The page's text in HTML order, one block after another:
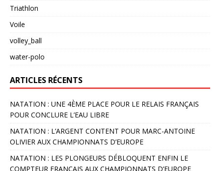
Triathlon
Voile
volley_ball
water-polo
ARTICLES RÉCENTS
NATATION : UNE 4ÈME PLACE POUR LE RELAIS FRANÇAIS
POUR CONCLURE L’EAU LIBRE
NATATION : L’ARGENT CONTENT POUR MARC-ANTOINE
OLIVIER AUX CHAMPIONNATS D’EUROPE
NATATION : LES PLONGEURS DÉBLOQUENT ENFIN LE
COMPTEUR FRANÇAIS AUX CHAMPIONNATS D’EUROPE